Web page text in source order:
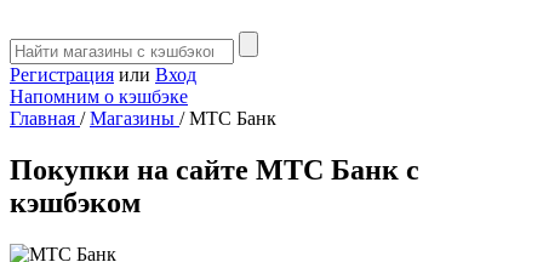
Регистрация или Вход
Напомним о кэшбэке
Главная / Магазины / МТС Банк
Покупки на сайте МТС Банк с
кэшбэком